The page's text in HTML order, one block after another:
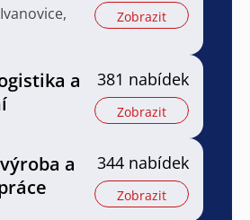
Zobrazit
a
381 nabídek
Zobrazit
a
344 nabídek
Zobrazit